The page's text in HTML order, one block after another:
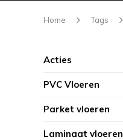
Home Tags
Acties
PVC Vloeren
Parket vloeren
Laminaat vloeren